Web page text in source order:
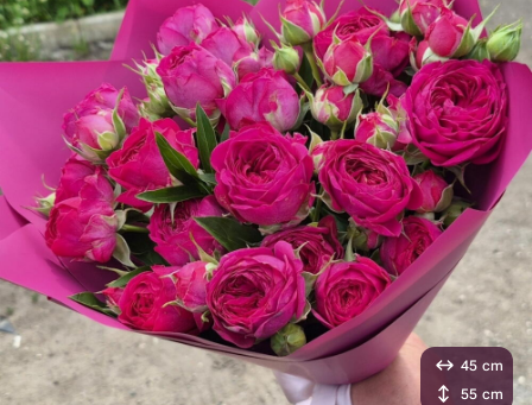
45 cm
55 cm